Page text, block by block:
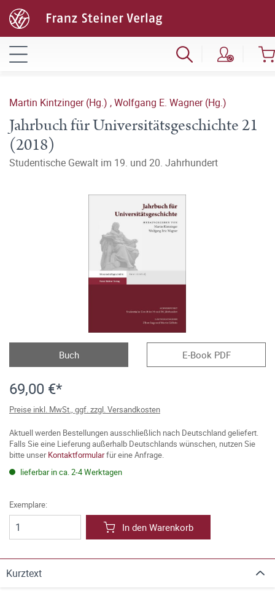
Martin Kintzinger (Hg.) ,Wolfgang E. Wagner (Hg.)
Jahrbuch für Universitätsgeschichte 21
(2018)
Studentische Gewalt im 19. und 20. Jahrhundert
Buch E-Book PDF
69,00 €*
Preise inkl. MwSt., ggf. zzgl. Versandkosten
Aktuell werden Bestellungen ausschließlich nach Deutschland geliefert.
Falls Sie eine Lieferung außerhalb Deutschlands wünschen, nutzen Sie
bitte unserKontaktformularfür eine Anfrage.
lieferbar in ca. 2-4 Werktagen
Exemplare:
In den Warenkorb
Kurztext